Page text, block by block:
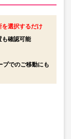
を選択するだけ
も確認可能
プでのご移動にも